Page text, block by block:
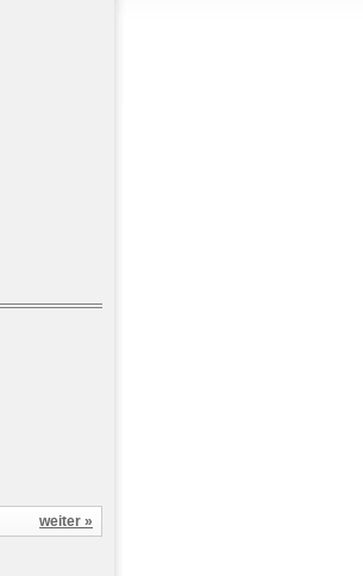
weiter »